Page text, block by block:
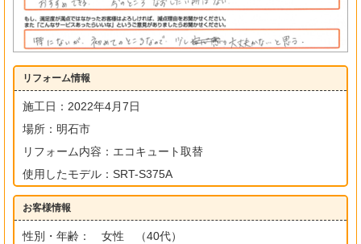
リフォーム情報
施工日：2022年4月7日
場所：明石市
リフォーム内容：エコキュート取替
使用したモデル：SRT-S375A
お客様情報
性別・年齢： 女性 （40代）